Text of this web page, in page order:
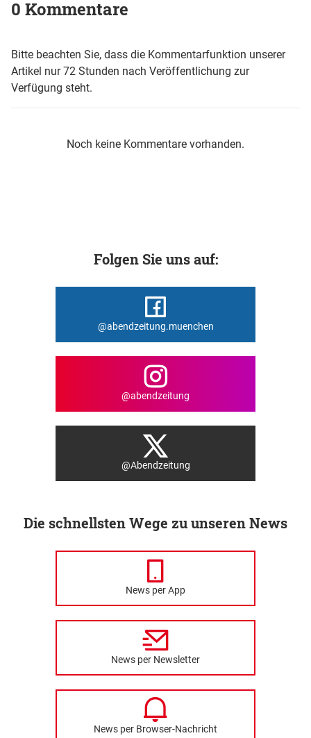
0 Kommentare
Bitte beachten Sie, dass die Kommentarfunktion unserer
Artikel nur 72 Stunden nach Veröffentlichung zur
Verfügung steht.
Noch keine Kommentare vorhanden.
Folgen Sie uns auf:
@abendzeitung.muenchen
@abendzeitung
@Abendzeitung
Die schnellsten Wege zu unseren News
News per App
News per Newsletter
News per Browser-Nachricht